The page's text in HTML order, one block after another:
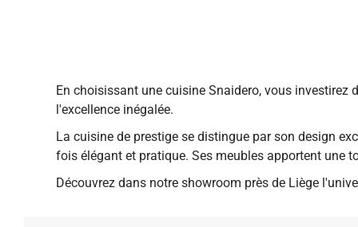
En choisissant une cuisine Snaidero, vous
l'excellence inégalée.
La cuisine de prestige se distingue par son design
fois élégant et pratique. Ses meubles apportent une
Découvrez dans notre showroom près de Liège